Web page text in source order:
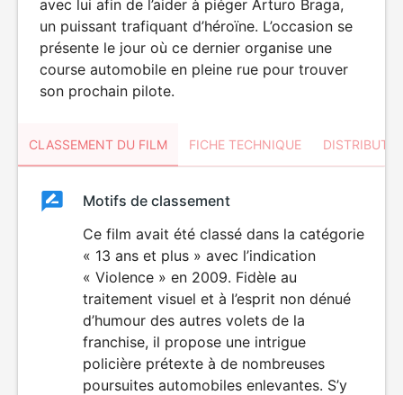
avec lui afin de l’aider à piéger Arturo Braga,
un puissant trafiquant d’héroïne. L’occasion se
présente le jour où ce dernier organise une
course automobile en pleine rue pour trouver
son prochain pilote.
CLASSEMENT DU FILM FICHE TECHNIQUE
ClassementClassement
DÉCONSEILLÉ
AUX JEUNES
ENFANTS
Motifs de classement
Ce film avait été classé dans la catégorie
« 13 ans et plus » avec l’indication
« Violence » en 2009. Fidèle au
traitement visuel et à l’esprit non dénué
d’humour des autres volets de la
franchise, il propose une intrigue
policière prétexte à de nombreuses
poursuites automobiles enlevantes. S’y